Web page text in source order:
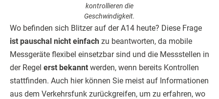
kontrollieren die
Geschwindigkeit.
Wo befinden sich Blitzer auf der A14 heute? Diese Frage
ist pauschal nicht einfach zu beantworten, da mobile
Messgeräte flexibel einsetzbar sind und die Messstellen in
der Regel erst bekannt werden, wenn bereits Kontrollen
stattfinden. Auch hier können Sie meist auf Informationen
aus dem Verkehrsfunk zurückgreifen, um zu erfahren, wo